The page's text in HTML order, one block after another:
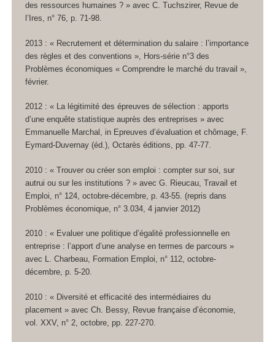
des ressources humaines ? » avec C. Tuchszirer, Revue de
l’Ires, n° 76, p. 71-98.
2013 : « Recrutement et détermination du salaire : l’importance
des règles et des conventions », Hors-série n°3 des
Problèmes économiques « Comprendre le marché du travail »,
février.
2012 : « La légitimité des épreuves de sélection : apports
d’une enquête statistique auprès des entreprises » avec
Emmanuelle Marchal, in Epreuves d’évaluation et chômage, F.
Eymard-Duvernay (éd.), Octarès éditions, pp. 47-77.
2010 : « Trouver ou créer son emploi : compter sur soi, sur
autrui ou sur les institutions ? » avec G. Rieucau, Travail et
Emploi, n° 124, octobre-décembre, p. 43-55. (repris dans
Problèmes économique, n° 3.034, 4 janvier 2012)
2010 : « Evaluer une politique d’égalité professionnelle en
entreprise : l’apport d’une analyse en termes de parcours »
avec L. Charbeau, Formation Emploi, n° 112, octobre-
décembre, p. 5-20.
2010 : « Diversité et efficacité des intermédiaires du
placement » avec Ch. Bessy, Revue française d’économie,
vol. XXV, n° 2, octobre, pp. 227-270.